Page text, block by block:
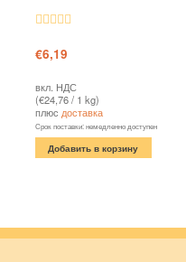
4.66из 5
€6,19
вкл. НДС
(€24,76/ 1 kg)
плюс доставка
Срок поставки: немедленно доступен
Добавить в корзину